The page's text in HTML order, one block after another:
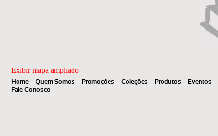
Exibir mapa ampliado
Home Quem Somos Promoções Coleções Produtos
Eventos
Fale Conosco